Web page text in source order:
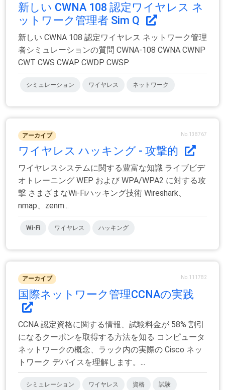
新しい CWNA 108 認定ワイヤレス ネ
ットワーク管理者 Sim Q
新しい CWNA 108 認定ワイヤレス ネットワーク管理
者シミュレーションの質問 CWNA-108 CWNA CWNP
CWT CWS CWAP CWDP CWSP
シミュレーション ワイヤレス ネットワーク
アーカイブ No.138767
ワイヤレス ハッキング - 攻撃的
ワイヤレスシステムに関する豊富な知識 ライブビデ
オトレーニング WEP および WPA/WPA2 に対する攻
撃 さまざまなWi-Fiハッキング技術 Wireshark、
nmap、zenm...
Wi-Fi ワイヤレス ハッキング
アーカイブ No.111782
国際ネットワーク管理CCNAの実践
CCNA 認定資格に関する情報、試験料金が 58% 割引
になるクーポンを取得する方法を知る コンピュータ
ネットワークの概念、ラック内の実際の Cisco ネッ
トワーク デバイスを理解します。...
シミュレーション ワイヤレス 資格 試験